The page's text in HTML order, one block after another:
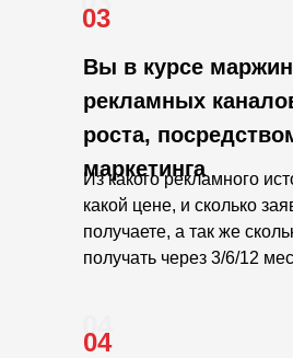
04
03
Вы в курсе
рекламных
роста,
маркетинга
Из какого рекламного
какой цене, и сколько
получаете, а так же
получать через 3/6/12
04